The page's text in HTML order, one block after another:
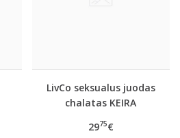
LivCo seksualus juodas
chalatas KEIRA
2975€